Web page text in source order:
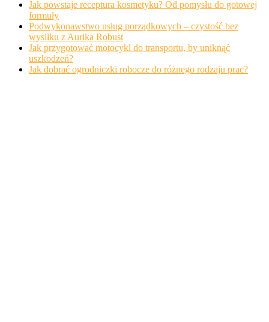
Jak powstaje receptura kosmetyku? Od pomysłu do gotowej
formuły
Podwykonawstwo usług porządkowych – czystość bez
wysiłku z Aurika Robust
Jak przygotować motocykl do transportu, by uniknąć
uszkodzeń?
Jak dobrać ogrodniczki robocze do różnego rodzaju prac?